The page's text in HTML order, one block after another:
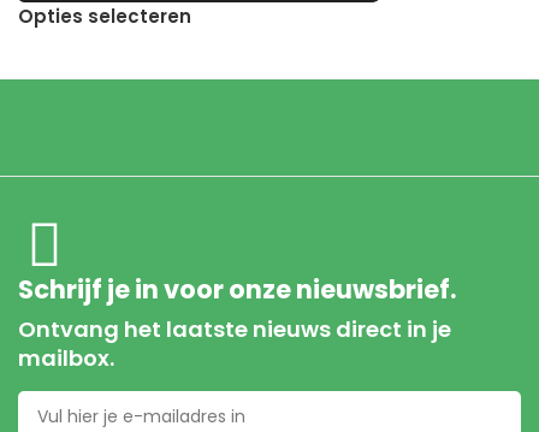
Opties selecteren
Schrijf je in voor onze nieuwsbrief.
Ontvang het laatste nieuws direct in je
mailbox.